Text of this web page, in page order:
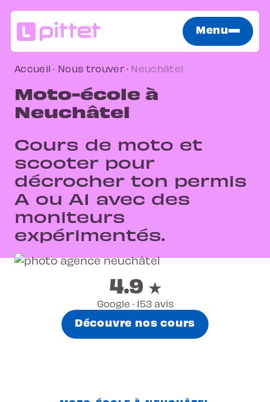
Menu
Accueil · Nous trouver · Neuchâtel
Moto-école à
Neuchâtel
Cours de moto et
scooter pour
décrocher ton permis
A ou A1 avec des
moniteurs
expérimentés.
4.9 ★
Google · 153 avis
Découvre nos cours